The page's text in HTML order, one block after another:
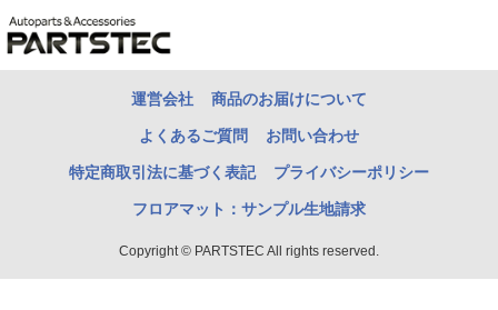
運営会社 商品のお届けについて
よくあるご質問 お問い合わせ
特定商取引法に基づく表記 プライバシーポリシー
フロアマット：サンプル生地請求
Copyright © PARTSTEC All rights reserved.